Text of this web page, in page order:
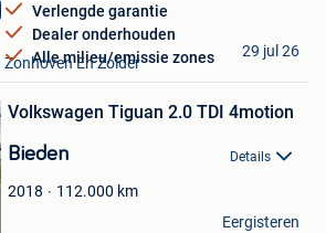
Verlengde garantie
Dealer onderhouden
Alle milieu/emissie zones
En Zolder
29 jul 26
Volkswagen Tiguan 2.0 TDI 4motion
Bieden Details
2018 112.000 km
Eergisteren